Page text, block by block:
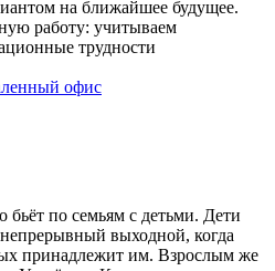
на ближайшее будущее.
офис
бьёт по семьям с детьми. Дети
выходной, когда
принадлежит им. Взрослым же